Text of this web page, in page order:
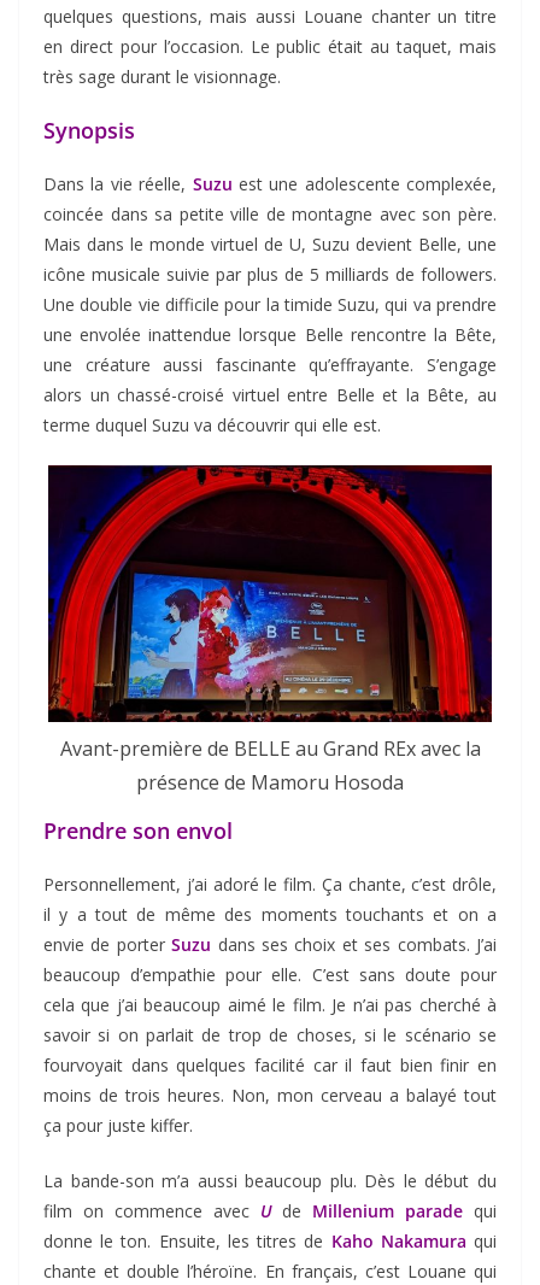
quelques questions, mais aussi Louane chanter un titre
en direct pour l’occasion. Le public était au taquet, mais
très sage durant le visionnage.
Synopsis
Dans la vie réelle, Suzu est une adolescente complexée,
coincée dans sa petite ville de montagne avec son père.
Mais dans le monde virtuel de U, Suzu devient Belle, une
icône musicale suivie par plus de 5 milliards de followers.
Une double vie difficile pour la timide Suzu, qui va prendre
une envolée inattendue lorsque Belle rencontre la Bête,
une créature aussi fascinante qu’effrayante. S’engage
alors un chassé-croisé virtuel entre Belle et la Bête, au
terme duquel Suzu va découvrir qui elle est.
Avant-première de BELLE au Grand REx avec la
présence de Mamoru Hosoda
Prendre son envol
Personnellement, j’ai adoré le film. Ça chante, c’est drôle,
il y a tout de même des moments touchants et on a
envie de porterSuzu dans ses choix et ses combats. J’ai
beaucoup d’empathie pour elle. C’est sans doute pour
cela que j’ai beaucoup aimé le film. Je n’ai pas cherché à
savoir si on parlait de trop de choses, si le scénario se
fourvoyait dans quelques facilité car il faut bien finir en
moins de trois heures. Non, mon cerveau a balayé tout
ça pour juste kiffer.
La bande-son m’a aussi beaucoup plu. Dès le début du
film on commence avec Ude Millenium parade qui
donne le ton. Ensuite, les titres de Kaho Nakamura qui
chante et double l’héroïne. En français, c’est Louane qui